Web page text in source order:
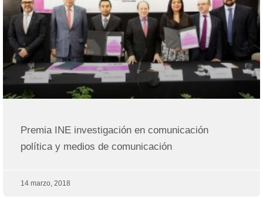
Premia INE investigación en comunicación
política y medios de comunicación
14 marzo, 2018